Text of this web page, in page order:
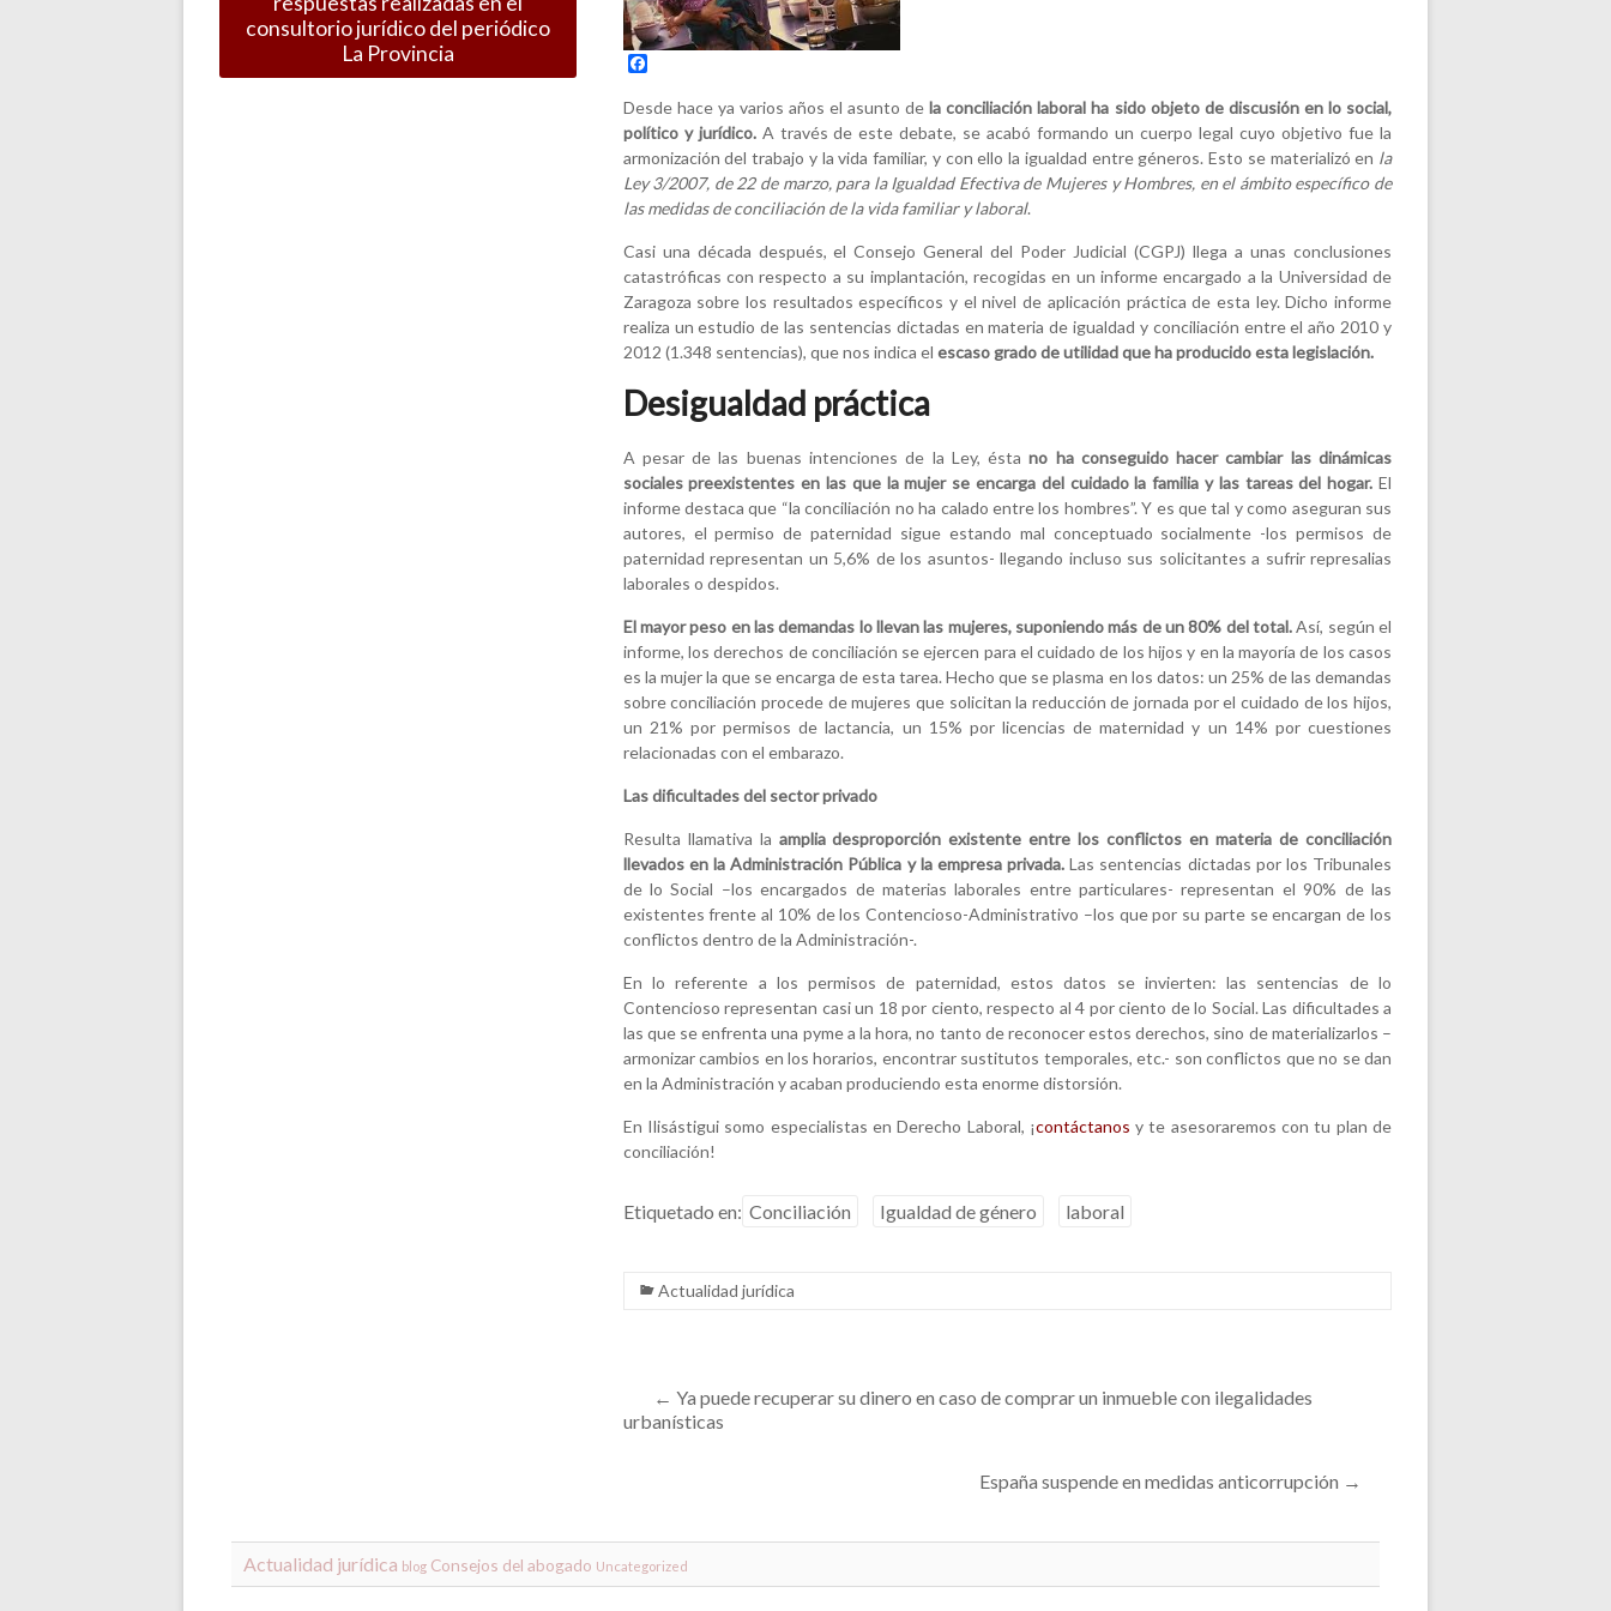
F
c
e
b
o
o
Desde hace ya varios años el asunto dela conciliación laboral ha sido objeto de discusión en lo social,
político y jurídico.A través de este debate, se acabó formando un cuerpo legal cuyo objetivo fue la
armonización del trabajo y la vida familiar, y con ello la igualdad entre géneros. Esto se materializó en la
Ley 3/2007, de 22 de marzo, para la Igualdad Efectiva de Mujeres y Hombres, en el ámbito específico de
las medidas de conciliación de la vida familiar y laboral.
Casi una década después, el Consejo General del Poder Judicial (CGPJ) llega a unas conclusiones
catastróficas con respecto a su implantación, recogidas en un informe encargado a la Universidad de
Zaragoza sobre los resultados específicos y el nivel de aplicación práctica de esta ley. Dicho informe
realiza un estudio de las sentencias dictadas en materia de igualdad y conciliación entre el año 2010 y
2012 (1.348 sentencias), que nos indica el escaso grado de utilidad que ha producido esta legislación.
Desigualdad práctica
A pesar de las buenas intenciones de la Ley, éstano ha conseguido hacer cambiar las dinámicas
sociales preexistentes en las que la mujer se encarga del cuidado la familia y las tareas del hogar. El
informe destaca que “la conciliación no ha calado entre los hombres”. Y es que tal y como aseguran sus
autores, el permiso de paternidad sigue estando mal conceptuado socialmente -los permisos de
paternidad representan un 5,6% de los asuntos- llegando incluso sus solicitantes a sufrir represalias
laborales o despidos.
El mayor peso en las demandas lo llevan las mujeres, suponiendo más de un 80% del total.Así, según el
informe, los derechos de conciliación se ejercen para el cuidado de los hijos y en la mayoría de los casos
es la mujer la que se encarga de esta tarea. Hecho que se plasma en los datos: un 25% de las demandas
sobre conciliación procede de mujeres que solicitan la reducción de jornada por el cuidado de los hijos,
un 21% por permisos de lactancia, un 15% por licencias de maternidad y un 14% por cuestiones
relacionadas con el embarazo.
Las dificultades del sector privado
Resulta llamativa la amplia desproporción existente entre los conflictos en materia de conciliación
llevados en la Administración Pública y la empresa privada. Las sentencias dictadas por los Tribunales
de lo Social –los encargados de materias laborales entre particulares- representan el 90% de las
existentes frente al 10% de los Contencioso-Administrativo –los que por su parte se encargan de los
conflictos dentro de la Administración-.
En lo referente a los permisos de paternidad, estos datos se invierten: las sentencias de lo
Contencioso representan casi un 18 por ciento, respecto al 4 por ciento de lo Social. Las dificultades a
las que se enfrenta una pyme a la hora, no tanto de reconocer estos derechos, sino de materializarlos –
armonizar cambios en los horarios, encontrar sustitutos temporales, etc.- son conflictos que no se dan
en la Administración y acaban produciendo esta enorme distorsión.
En Ilisástigui somo especialistas en Derecho Laboral, ¡contáctanos y te asesoraremos con tu plan de
conciliación!
Etiquetado en: Conciliación Igualdad de género laboral
Actualidad jurídica
← Ya puede recuperar su dinero en caso de comprar un inmueble con ilegalidades
urbanísticas
España suspende en medidas anticorrupción →
consultorio jurídico del periódico
La Provincia
Actualidad jurídica blog Consejos del abogado Uncategorized